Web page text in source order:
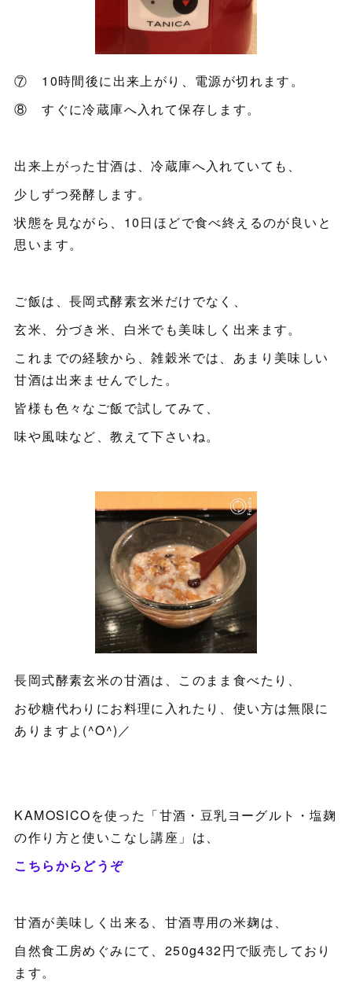
⑦ 10時間後に出来上がり、電源が切れます。
⑧ すぐに冷蔵庫へ入れて保存します。
出来上がった甘酒は、冷蔵庫へ入れていても、
少しずつ発酵します。
状態を見ながら、10日ほどで食べ終えるのが良いと
思います。
ご飯は、長岡式酵素玄米だけでなく、
玄米、分づき米、白米でも美味しく出来ます。
これまでの経験から、雑穀米では、あまり美味しい
甘酒は出来ませんでした。
皆様も色々なご飯で試してみて、
味や風味など、教えて下さいね。
長岡式酵素玄米の甘酒は、このまま食べたり、
お砂糖代わりにお料理に入れたり、使い方は無限に
ありますよ(^O^)／
KAMOSICOを使った「甘酒・豆乳ヨーグルト・塩麹
の作り方と使いこなし講座」は、
こちらからどうぞ
甘酒が美味しく出来る、甘酒専用の米麹は、
自然食工房めぐみにて、250g432円で販売しており
ます。